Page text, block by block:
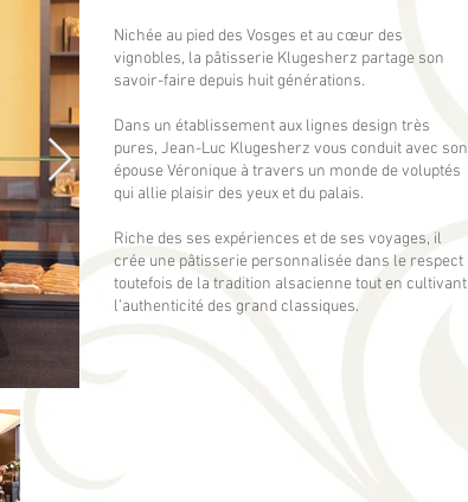
Nichée au pied des Vosges et au cœur des
vignobles, la pâtisserie Klugesherz partage son
savoir­-faire depuis huit générations.
Dans un établissement aux lignes design très
pures, Jean-Luc Klugesherz vous conduit avec son
épouse Véronique à travers un monde de voluptés
qui allie plaisir des yeux et du palais.
Riche des ses expériences et de ses voyages, il
crée une pâtisserie personnalisée dans le respect
toutefois de la tradition alsacienne tout en cultivant
l’authenticité des grand classiques.